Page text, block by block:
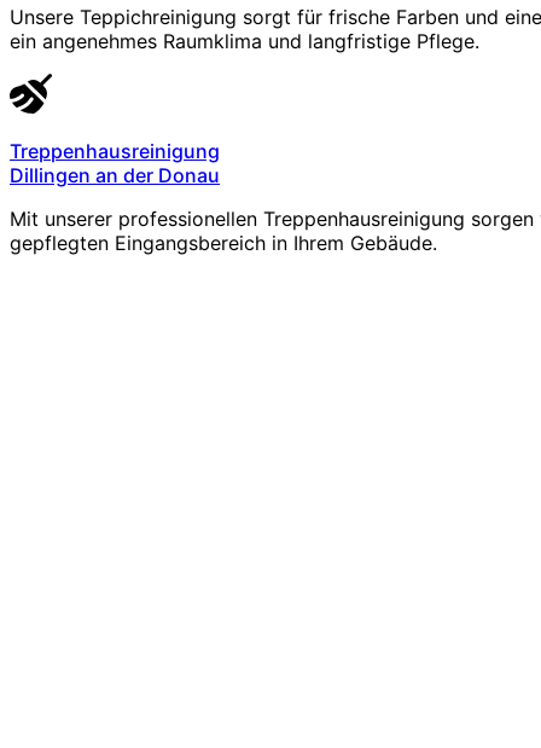
Unsere Teppichreinigung sorgt für frische Farben und
ein angenehmes Raumklima und langfristige Pflege.
Treppenhausreinigung
Dillingen an der Donau
Mit unserer professionellen Treppenhausreinigung
gepflegten Eingangsbereich in Ihrem Gebäude.